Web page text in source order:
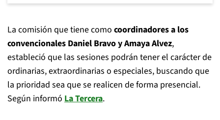
La comisión que tiene como coordinadores a los
convencionales Daniel Bravo y Amaya Alvez,
estableció que las sesiones podrán tener el carácter de
ordinarias, extraordinarias o especiales, buscando que
la prioridad sea que se realicen de forma presencial.
Según informó La Tercera.